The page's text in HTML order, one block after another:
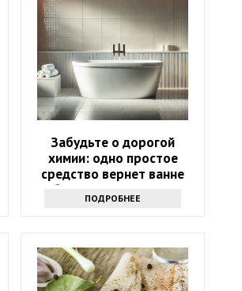
Забудьте о дорогой
химии: одно простое
средство вернет ванне
белизну за 10 минут
ПОДРОБНЕЕ